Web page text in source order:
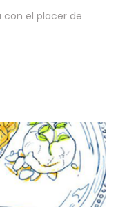
con el placer de